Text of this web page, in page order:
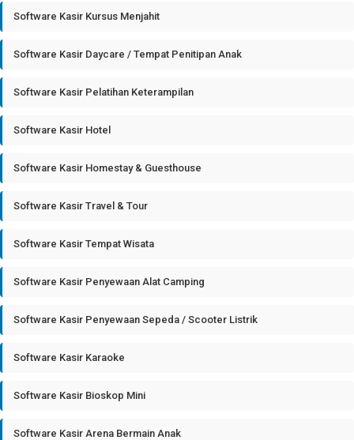
Software Kasir Kursus Menjahit
Software Kasir Daycare / Tempat Penitipan Anak
Software Kasir Pelatihan Keterampilan
Software Kasir Hotel
Software Kasir Homestay & Guesthouse
Software Kasir Travel & Tour
Software Kasir Tempat Wisata
Software Kasir Penyewaan Alat Camping
Software Kasir Penyewaan Sepeda / Scooter Listrik
Software Kasir Karaoke
Software Kasir Bioskop Mini
Software Kasir Arena Bermain Anak